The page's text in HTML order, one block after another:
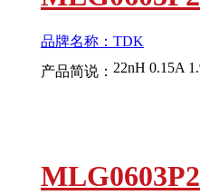
品牌名称：TDK
产品简说： 22nH 0.15A